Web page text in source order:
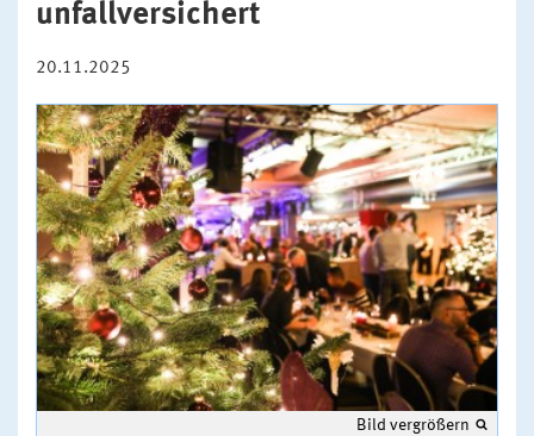
unfallversichert
20.11.2025
Bild vergrößern